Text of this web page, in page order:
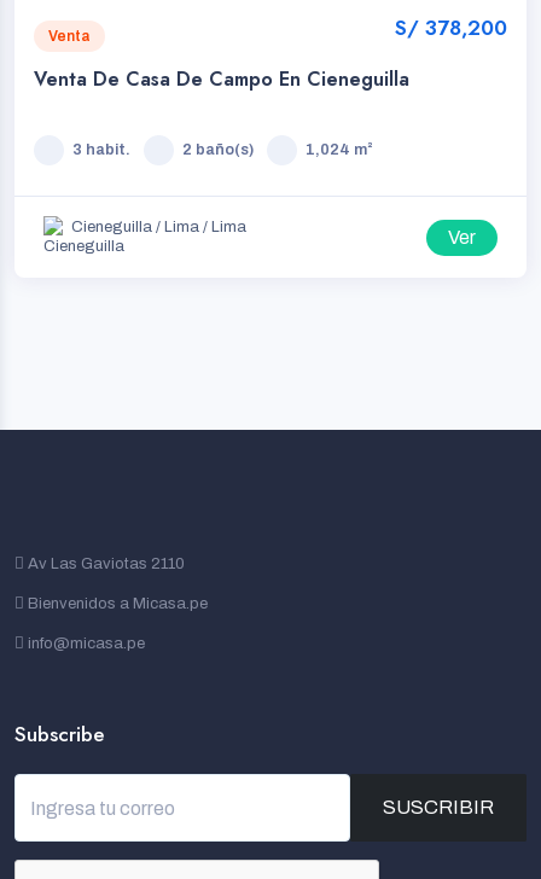
Venta S/ 378,200
Venta De Casa De Campo En Cieneguilla
3 habit. 2 baño(s) 1,024 m²
Cieneguilla / Lima / Lima Ver
Av Las Gaviotas 2110
Bienvenidos a Micasa.pe
info@micasa.pe
Subscribe
SUSCRIBIR